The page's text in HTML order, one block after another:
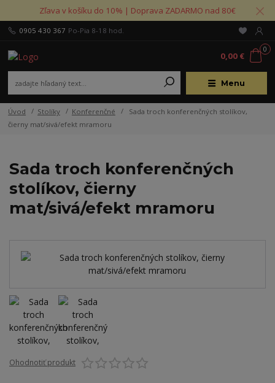
Zľava v košíku do 10% | Doprava ZADARMO nad 80€
Menu
0905 430 367 Po-Pia 8-18 hod.
0
0,00 €
Úvod Stolíky Konferenčné
Sada troch konferenčných stolíkov,
čierny mat/sivá/efekt mramoru
Sada troch konferenčných
stolíkov, čierny
mat/sivá/efekt mramoru
Ohodnotiť produkt